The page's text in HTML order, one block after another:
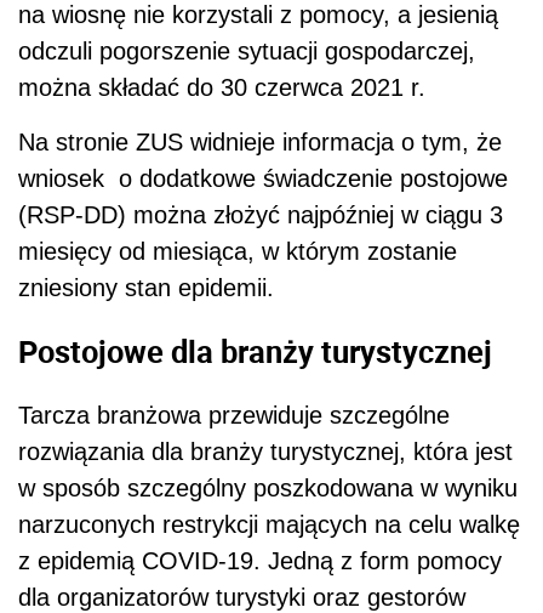
na wiosnę nie korzystali z pomocy, a jesienią
odczuli pogorszenie sytuacji gospodarczej,
można składać do 30 czerwca 2021 r.
Na stronie ZUS widnieje informacja o tym, że
wniosek o dodatkowe świadczenie postojowe
(RSP-DD) można złożyć najpóźniej w ciągu 3
miesięcy od miesiąca, w którym zostanie
zniesiony stan epidemii.
Postojowe dla branży turystycznej
Tarcza branżowa przewiduje szczególne
rozwiązania dla branży turystycznej, która jest
w sposób szczególny poszkodowana w wyniku
narzuconych restrykcji mających na celu walkę
z epidemią COVID-19. Jedną z form pomocy
dla organizatorów turystyki oraz gestorów